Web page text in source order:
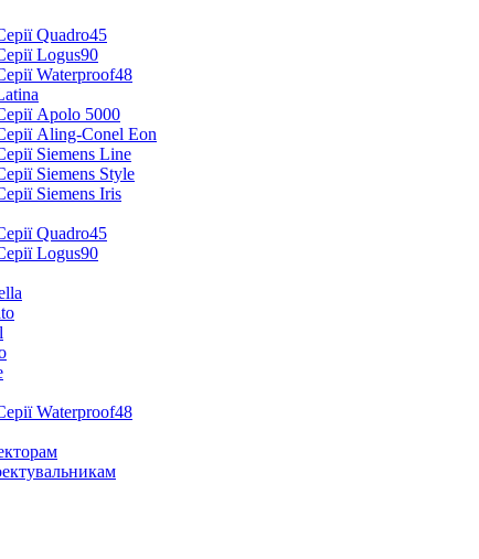
Quadro45
Logus90
Waterproof48
Apolo 5000
Aling-Conel Eon
Siemens Line
Siemens Style
Siemens Iris
Quadro45
Logus90
Waterproof48